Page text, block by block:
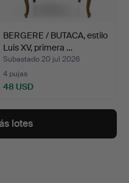
BERGERE / BUTACA, estilo
Luis XV, primera …
Subastado 20 jul 2026
4 pujas
48 USD
lotes